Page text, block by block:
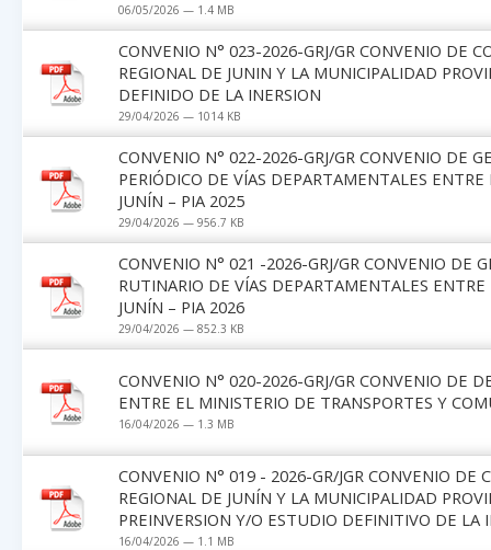
06/05/2026 — 1.4 MB
CONVENIO N° 023-2026-GRJ/GR CONVENIO DE
REGIONAL DE JUNIN Y LA MUNICIPALIDAD
DEFINIDO DE LA INERSION
29/04/2026 — 1014 KB
CONVENIO N° 022-2026-GRJ/GR CONVENIO DE
PERIÓDICO DE VÍAS DEPARTAMENTALES
JUNÍN – PIA 2025
29/04/2026 — 956.7 KB
CONVENIO N° 021 -2026-GRJ/GR CONVENIO DE
RUTINARIO DE VÍAS DEPARTAMENTALES
JUNÍN – PIA 2026
29/04/2026 — 852.3 KB
CONVENIO N° 020-2026-GRJ/GR CONVENIO DE
ENTRE EL MINISTERIO DE TRANSPORTES Y
16/04/2026 — 1.3 MB
CONVENIO N° 019 - 2026-GR/JGR CONVENIO DE
REGIONAL DE JUNÍN Y LA MUNICIPALIDAD
PREINVERSION Y/O ESTUDIO DEFINITIVO DE LA
16/04/2026 — 1.1 MB